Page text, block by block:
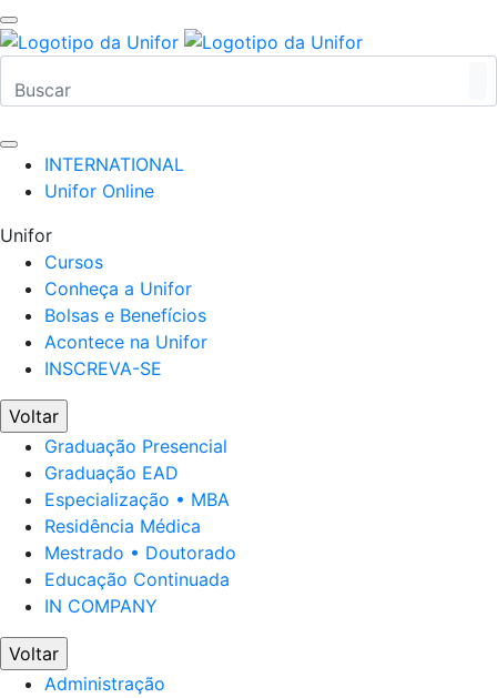
INTERNATIONAL
Unifor Online
Unifor
Cursos
Conheça a Unifor
Bolsas e Benefícios
Acontece na Unifor
INSCREVA-SE
Voltar
Graduação Presencial
Graduação EAD
Especialização • MBA
Residência Médica
Mestrado • Doutorado
Educação Continuada
IN COMPANY
Voltar
Administração